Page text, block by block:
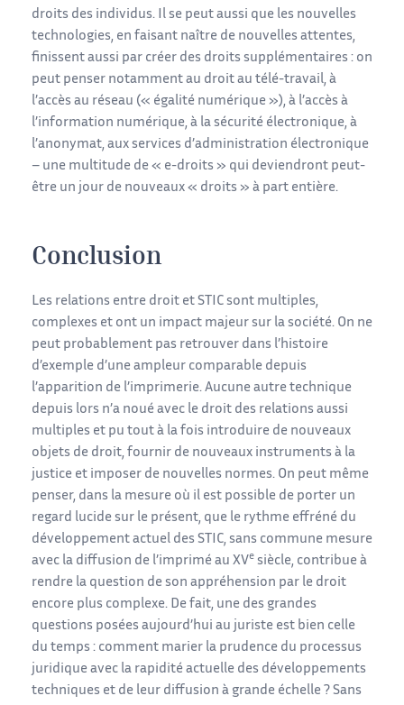
droits des individus. Il se peut aussi que les nouvelles
technologies, en faisant naître de nouvelles attentes,
finissent aussi par créer des droits supplémentaires : on
peut penser notamment au droit au télé-travail, à
l’accès au réseau (« égalité numérique »), à l’accès à
l’information numérique, à la sécurité électronique, à
l’anonymat, aux services d’administration électronique
– une multitude de « e-droits » qui deviendront peut-
être un jour de nouveaux « droits » à part entière.
Conclusion
Les relations entre droit et STIC sont multiples,
complexes et ont un impact majeur sur la société. On ne
peut probablement pas retrouver dans l’histoire
d’exemple d’une ampleur comparable depuis
l’apparition de l’imprimerie. Aucune autre technique
depuis lors n’a noué avec le droit des relations aussi
multiples et pu tout à la fois introduire de nouveaux
objets de droit, fournir de nouveaux instruments à la
justice et imposer de nouvelles normes. On peut même
penser, dans la mesure où il est possible de porter un
regard lucide sur le présent, que le rythme effréné du
développement actuel des STIC, sans commune mesure
avec la diffusion de l’imprimé au XVe siècle, contribue à
rendre la question de son appréhension par le droit
encore plus complexe. De fait, une des grandes
questions posées aujourd’hui au juriste est bien celle
du temps : comment marier la prudence du processus
juridique avec la rapidité actuelle des développements
techniques et de leur diffusion à grande échelle ? Sans